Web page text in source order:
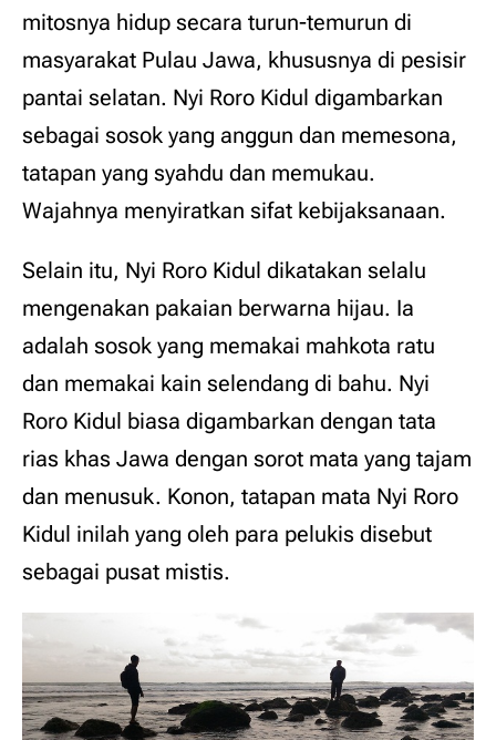
mitosnya hidup secara turun-temurun di
masyarakat Pulau Jawa, khususnya di pesisir
pantai selatan. Nyi Roro Kidul digambarkan
sebagai sosok yang anggun dan memesona,
tatapan yang syahdu dan memukau.
Wajahnya menyiratkan sifat kebijaksanaan.
Selain itu, Nyi Roro Kidul dikatakan selalu
mengenakan pakaian berwarna hijau. Ia
adalah sosok yang memakai mahkota ratu
dan memakai kain selendang di bahu. Nyi
Roro Kidul biasa digambarkan dengan tata
rias khas Jawa dengan sorot mata yang tajam
dan menusuk. Konon, tatapan mata Nyi Roro
Kidul inilah yang oleh para pelukis disebut
sebagai pusat mistis.